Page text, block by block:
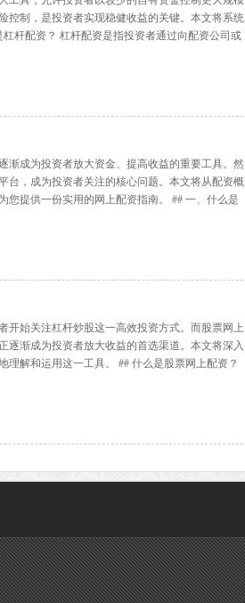
控制，是投资者实现稳健收益的关键。本文将系统
杆配资？ 杠杆配资是指投资者通过向配资公司或
，使用1:10的杠杆，投资者只需投入1万元保证
渐成为投资者放大资金、提高收益的重要工具。然
台，成为投资者关注的核心问题。本文将从配资概
您提供一份实用的网上配资指南。 ## 一、什么是
金，投资者用自有资金作为保证金，双方按约定比
开始关注杠杆炒股这一高效投资方式。而股票网上
逐渐成为投资者放大收益的首选渠道。本文将深入
解和运用这一工具。 ## 什么是股票网上配资？
资金作为保证金，向配资公司申请一定比例的资